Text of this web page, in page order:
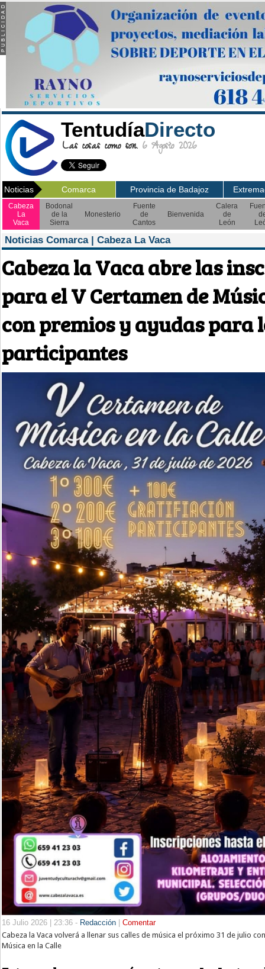
TentudíaDirecto
Las cosas como son. 6 Agosto 2026
Noticias Comarca Provincia de Badajoz
Cabeza
La
Vaca
Bodonal
de la
Sierra
Monesterio
Fuente
de
Cantos
Bienvenida
Calera
de
León
Noticias Comarca | Cabeza La Vaca
Cabeza la Vaca abre las
para el V Certamen de
con premios y ayudas para
participantes
16 Julio 2026 | 23:36 - Redacción
Comentar
Cabeza la Vaca volverá a llenar sus calles de música el próximo 31 de julio
Música en la Calle